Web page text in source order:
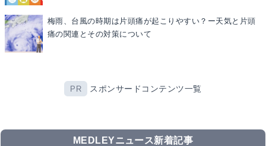
梅雨、台風の時期は片頭痛が起こりやすい？ー天気と片頭
痛の関連とその対策について
PR スポンサードコンテンツ一覧
MEDLEYニュース新着記事